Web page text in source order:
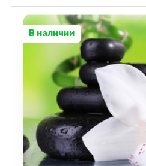
В наличии